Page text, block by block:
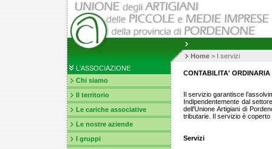
L'ASSOCIAZIONE
Chi siamo
Il territorio
Le cariche associative
Le nostre aziende
I gruppi
Home > I servizi
CONTABILITA' ORDINARIA
Il servizio garantisce
Indipendentemente dal
dell'Unione Artigiani di
tributarie. Il servizio è
Servizi